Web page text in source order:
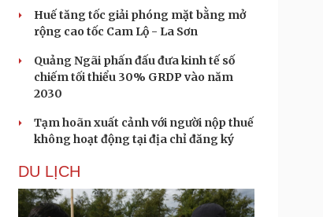
Huế tăng tốc giải phóng mặt bằng mở
rộng cao tốc Cam Lộ - La Sơn
Quảng Ngãi phấn đấu đưa kinh tế số
chiếm tối thiểu 30% GRDP vào năm
2030
Tạm hoãn xuất cảnh với người nộp thuế
không hoạt động tại địa chỉ đăng ký
DU LỊCH